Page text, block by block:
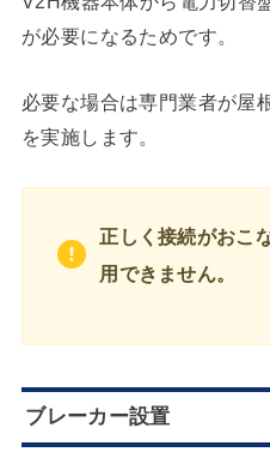
が必要になるためです。
必要な場合は専門業者が屋
を実施します。
正しく接続がおこ
用できません。
ブレーカー設置